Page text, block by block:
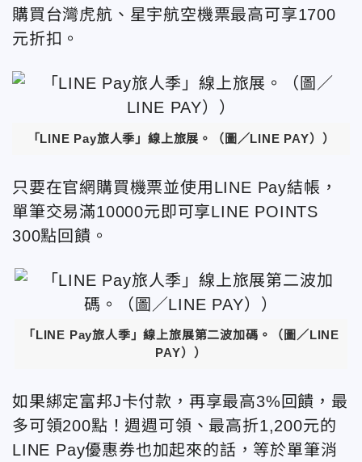
購買台灣虎航、星宇航空機票最高可享1700
元折扣。
「LINE Pay旅人季」線上旅展。（圖／LINE PAY））
只要在官網購買機票並使用LINE Pay結帳，
單筆交易滿10000元即可享LINE POINTS
300點回饋。
「LINE Pay旅人季」線上旅展第二波加碼。（圖／LINE
PAY））
如果綁定富邦J卡付款，再享最高3%回饋，最
多可領200點！週週可領、最高折1,200元的
LINE Pay優惠券也加起來的話，等於單筆消